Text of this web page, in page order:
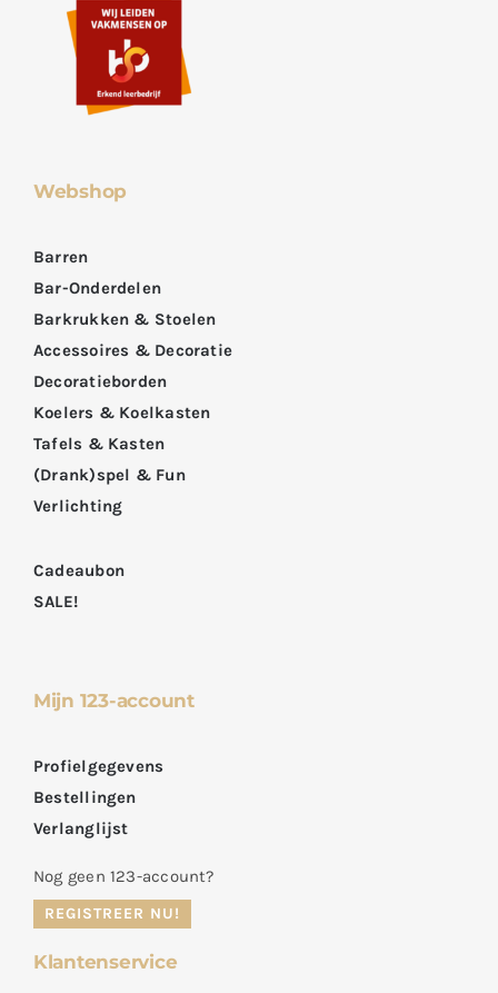
Webshop
Barren
Bar-Onderdelen
Barkrukken & Stoelen
Accessoires & Decoratie
Decoratieborden
Koelers & Koelkasten
Tafels & Kasten
(Drank)spel & Fun
Verlichting
Cadeaubon
SALE!
Mijn 123-account
Profielgegevens
Bestellingen
Verlanglijst
Nog geen 123-account?
REGISTREER NU!
Klantenservice